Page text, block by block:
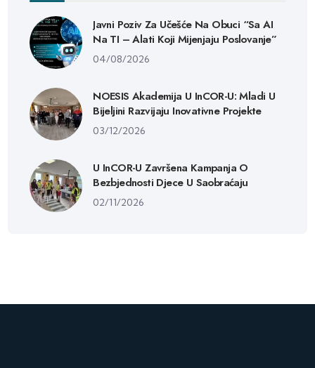
Javni Poziv Za Učešće Na Obuci “Sa AI
Na TI – Alati Koji Mijenjaju Poslovanje”
04/08/2026
NOESIS Akademija U InCOR-U: Mladi U
Bijeljini Razvijaju Inovativne Projekte
03/12/2026
U InCOR-U Završena Kampanja O
Bezbjednosti Djece U Saobraćaju
02/11/2026